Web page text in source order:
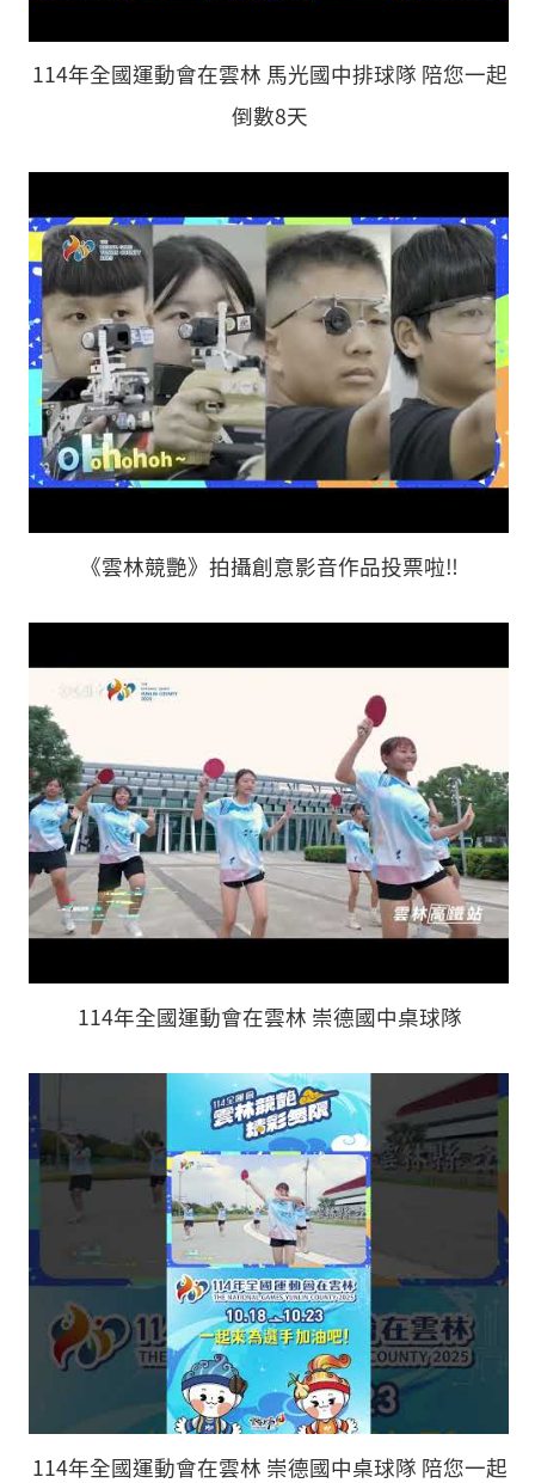
114年全國運動會在雲林 馬光國中排球隊 陪您一起
倒數8天
《雲林競艷》拍攝創意影音作品投票啦‼️
114年全國運動會在雲林 崇德國中桌球隊
114年全國運動會在雲林 崇德國中桌球隊 陪您一起